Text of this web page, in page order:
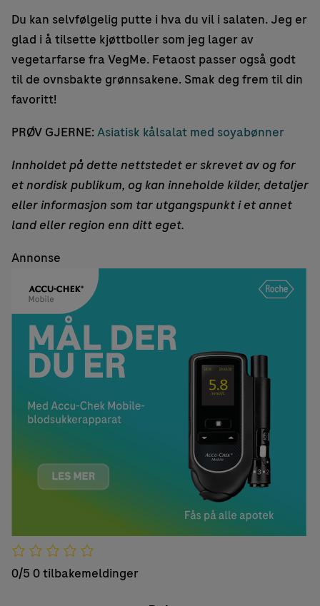
Du kan selvfølgelig putte i hva du vil i salaten. Jeg er
glad i å tilsette kjøttboller som jeg lager av
vegetarfarse fra VegMe. Fetaost passer også godt
til de ovnsbakte grønnsakene. Smak deg frem til din
favoritt!
PRØV GJERNE:Asiatisk kålsalat med soyabønner
Innholdet på dette nettstedet er skrevet av og for
et nordisk publikum, og kan inneholde kilder, detaljer
eller informasjon som tar utgangspunkt i et annet
land eller region enn ditt eget.
Annonse
0/5 0 tilbakemeldinger